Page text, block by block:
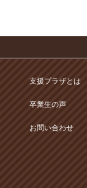
支援プラザとは
卒業生の声
お問い合わせ